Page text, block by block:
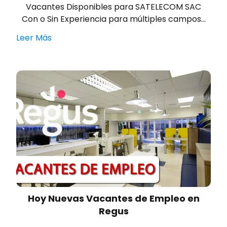
Vacantes Disponibles para SATELECOM SAC
Con o Sin Experiencia para múltiples campos…
Leer Más
Hoy Nuevas Vacantes de Empleo en
Regus